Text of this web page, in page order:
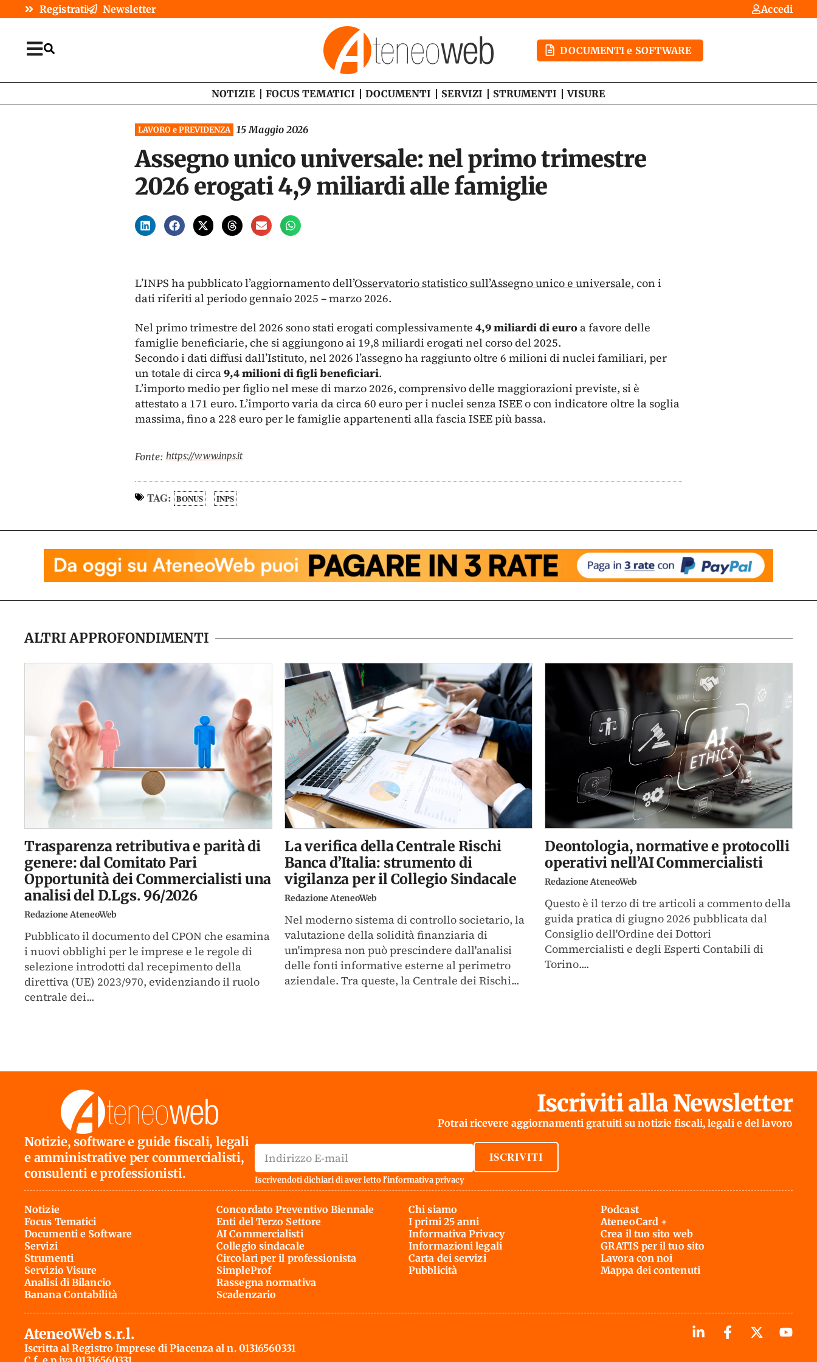
Registrati Newsletter Accedi
DOCUMENTI e SOFTWARE
NOTIZIE FOCUS TEMATICI DOCUMENTI SERVIZI STRUMENTI VISURE
LAVORO e PREVIDENZA 15 Maggio 2026
Assegno unico universale: nel primo trimestre
2026 erogati 4,9 miliardi alle famiglie
L’INPS ha pubblicato l’aggiornamento dell’Osservatorio statistico sull’Assegno unico e universale, con i
dati riferiti al periodo gennaio 2025 – marzo 2026.
Nel primo trimestre del 2026 sono stati erogati complessivamente 4,9 miliardi di euro a favore delle
famiglie beneficiarie, che si aggiungono ai 19,8 miliardi erogati nel corso del 2025.
Secondo i dati diffusi dall’Istituto, nel 2026 l’assegno ha raggiunto oltre 6 milioni di nuclei familiari, per
un totale di circa9,4 milioni di figli beneficiari.
L’importo medio per figlio nel mese di marzo 2026, comprensivo delle maggiorazioni previste, si è
attestato a 171 euro. L’importo varia da circa 60 euro per i nuclei senza ISEE o con indicatore oltre la soglia
massima, fino a 228 euro per le famiglie appartenenti alla fascia ISEE più bassa.
Fonte: https://www.inps.it
TAG: BONUS INPS
ALTRI APPROFONDIMENTI
Trasparenza retributiva e parità di
genere: dal Comitato Pari
Opportunità dei Commercialisti una
analisi del D.Lgs. 96/2026
Redazione AteneoWeb
Pubblicato il documento del CPON che esamina
i nuovi obblighi per le imprese e le regole di
selezione introdotti dal recepimento della
direttiva (UE) 2023/970, evidenziando il ruolo
centrale dei...
La verifica della Centrale Rischi
Banca d’Italia: strumento di
vigilanza per il Collegio Sindacale
Redazione AteneoWeb
Nel moderno sistema di controllo societario, la
valutazione della solidità finanziaria di
un'impresa non può prescindere dall'analisi
delle fonti informative esterne al perimetro
aziendale. Tra queste, la Centrale dei Rischi...
Deontologia, normative e protocolli
operativi nell’AI Commercialisti
Redazione AteneoWeb
Questo è il terzo di tre articoli a commento della
guida pratica di giugno 2026 pubblicata dal
Consiglio dell'Ordine dei Dottori
Commercialisti e degli Esperti Contabili di
Torino....
Notizie, software e guide fiscali, legali
e amministrative per commercialisti,
consulenti e professionisti.
Iscriviti alla Newsletter
Potrai ricevere aggiornamenti gratuiti su notizie fiscali, legali e del lavoro
ISCRIVITI
Iscrivendoti dichiari di aver letto l'informativa privacy
Notizie
Focus Tematici
Documenti e Software
Servizi
Strumenti
Servizio Visure
Analisi di Bilancio
Banana Contabilità
Concordato Preventivo Biennale
Enti del Terzo Settore
AI Commercialisti
Collegio sindacale
Circolari per il professionista
SimpleProf
Rassegna normativa
Scadenzario
Chi siamo
I primi 25 anni
Informativa Privacy
Informazioni legali
Carta dei servizi
Pubblicità
Podcast
AteneoCard +
Crea il tuo sito web
GRATIS per il tuo sito
Lavora con noi
Mappa dei contenuti
AteneoWeb s.r.l.
Iscritta al Registro Imprese di Piacenza al n. 01316560331